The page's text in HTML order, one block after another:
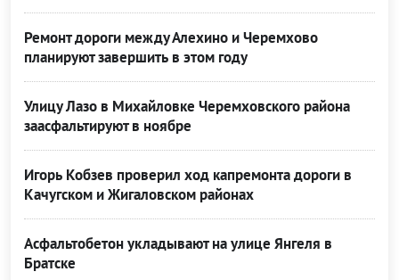
Ремонт дороги между Алехино и Черемхово
планируют завершить в этом году
Улицу Лазо в Михайловке Черемховского района
заасфальтируют в ноябре
Игорь Кобзев проверил ход капремонта дороги в
Качугском и Жигаловском районах
Асфальтобетон укладывают на улице Янгеля в
Братске